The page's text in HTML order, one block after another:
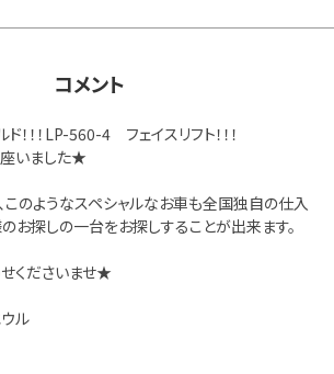
コメント
！！！LP-560-4 フェイスリフト！！！
いました★
このようなスペシャルなお車も全国独自の仕入
お探しの一台をお探しすることが出来ます。
くださいませ★
ル